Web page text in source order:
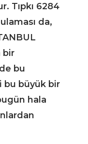
Tıpkı 6284
da,
bir
bu
bu büyük bir
hala